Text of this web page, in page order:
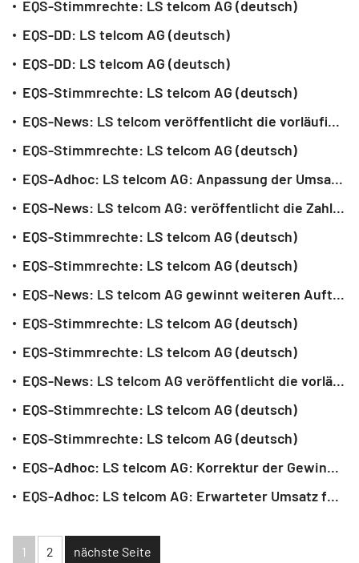
EQS-Stimmrechte: LS telcom AG (deutsch)
EQS-DD: LS telcom AG (deutsch)
EQS-DD: LS telcom AG (deutsch)
EQS-Stimmrechte: LS telcom AG (deutsch)
EQS-News: LS telcom veröffentlicht die vorläufigen Zahlen für das Geschäftsjahr 2022/2023 (deutsch)
EQS-Stimmrechte: LS telcom AG (deutsch)
EQS-Adhoc: LS telcom AG: Anpassung der Umsatz- und EBIT-Prognose für das laufende Geschäftsjahr 2022/2023 (deutsch)
EQS-News: LS telcom AG: veröffentlicht die Zahlen für die ersten sechs Monate des Geschäftsjahres 2022/2023 (deutsch)
EQS-Stimmrechte: LS telcom AG (deutsch)
EQS-Stimmrechte: LS telcom AG (deutsch)
EQS-News: LS telcom AG gewinnt weiteren Auftrag auf dem afrikanischen Kontinent (deutsch)
EQS-Stimmrechte: LS telcom AG (deutsch)
EQS-Stimmrechte: LS telcom AG (deutsch)
EQS-News: LS telcom AG veröffentlicht die vorläufigen Zahlen für das Geschäftsjahr 2021/2022 und bestätigt den Ausblick für das Jahr 2022/2023 (deutsch)
EQS-Stimmrechte: LS telcom AG (deutsch)
EQS-Stimmrechte: LS telcom AG (deutsch)
EQS-Adhoc: LS telcom AG: Korrektur der Gewinnprognose für das Geschäftsjahr 2022/2023 (deutsch)
EQS-Adhoc: LS telcom AG: Erwarteter Umsatz für das Geschäftsjahr 2021/2022 höher als prognostiziert und oberhalb der im November 2021 prognostizierten Umsatz-Range (deutsch)
1 2 nächste Seite